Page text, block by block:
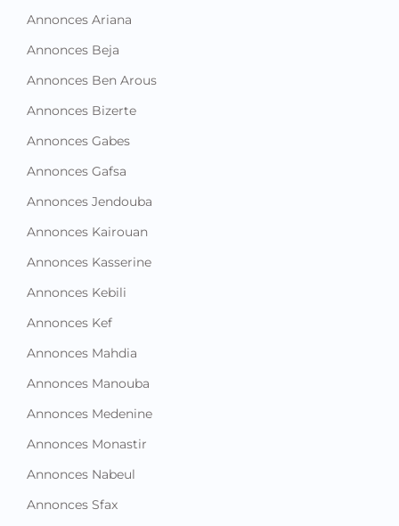
Annonces Ariana
Annonces Beja
Annonces Ben Arous
Annonces Bizerte
Annonces Gabes
Annonces Gafsa
Annonces Jendouba
Annonces Kairouan
Annonces Kasserine
Annonces Kebili
Annonces Kef
Annonces Mahdia
Annonces Manouba
Annonces Medenine
Annonces Monastir
Annonces Nabeul
Annonces Sfax